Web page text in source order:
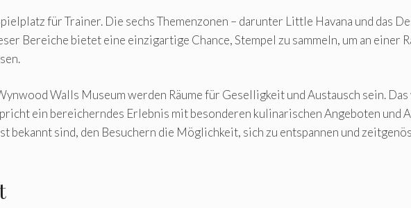
für Trainer. Die sechs Themenzonen – darunter Little Havana und das
Bereiche bietet eine einzigartige Chance, Stempel zu sammeln, um an einer
Walls Museum werden Räume für Geselligkeit und Austausch sein.
ein bereicherndes Erlebnis mit besonderen kulinarischen Angeboten und
sind, den Besuchern die Möglichkeit, sich zu entspannen und